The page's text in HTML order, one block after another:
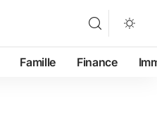
Famille Finance